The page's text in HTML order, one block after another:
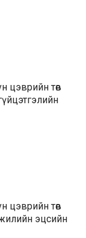
цэврийн төв
цэврийн төв
эцсийн